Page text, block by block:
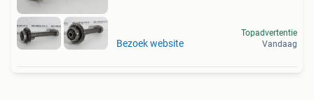
Bezoek website
Topadvertentie
Vandaag